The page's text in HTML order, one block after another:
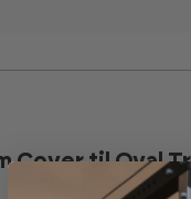
Cover til Oval